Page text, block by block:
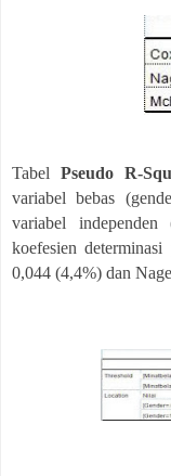
Tabel Pseudo R-
variabel bebas
variabel
koefesien
0,044 (4,4%) dan